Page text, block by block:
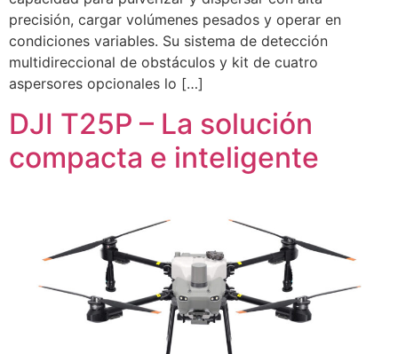
precisión, cargar volúmenes pesados y operar en
condiciones variables. Su sistema de detección
multidireccional de obstáculos y kit de cuatro
aspersores opcionales lo […]
DJI T25P – La solución
compacta e inteligente